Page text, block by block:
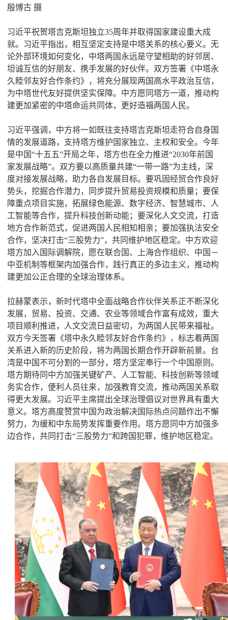
殷博古 摄
习近平祝贺塔吉克斯坦独立35周年并取得国家建设重大成
就。习近平指出，相互坚定支持是中塔关系的核心要义。无
论外部环境如何变化，中塔两国永远是守望相助的好邻居、
坦诚互信的好朋友、携手发展的好伙伴。双方签署《中塔永
久睦邻友好合作条约》，将充分展现两国高水平政治互信，
为中塔世代友好提供坚实保障。中方愿同塔方一道，推动构
建更加紧密的中塔命运共同体，更好造福两国人民。
习近平强调，中方将一如既往支持塔吉克斯坦走符合自身国
情的发展道路，支持塔方维护国家独立、主权和安全。今年
是中国“十五五”开局之年，塔方也在全力推进“2030年前国
家发展战略”。双方要以高质量共建“一带一路”为主线，深
度对接发展战略，助力各自发展目标。要巩固经贸合作良好
势头，挖掘合作潜力，同步提升贸易投资规模和质量；要保
障重点项目实施，拓展绿色能源、数字经济、智慧城市、人
工智能等合作，提升科技创新动能；要深化人文交流，打造
地方合作新范式，促进两国人民相知相亲；要加强执法安全
合作，坚决打击“三股势力”，共同维护地区稳定。中方欢迎
塔方加入国际调解院，愿在联合国、上海合作组织、中国－
中亚机制等框架内加强合作，践行真正的多边主义，推动构
建更加公正合理的全球治理体系。
拉赫蒙表示，新时代塔中全面战略合作伙伴关系正不断深化
发展，贸易、投资、交通、农业等领域合作富有成效，重大
项目顺利推进，人文交流日益密切，为两国人民带来福祉。
双方今天签署《塔中永久睦邻友好合作条约》，标志着两国
关系进入新的历史阶段，将为两国长期合作开辟新前景。台
湾是中国不可分割的一部分，塔方坚定奉行一个中国原则。
塔方期待同中方加强关键矿产、人工智能、科技创新等领域
务实合作，便利人员往来，加强教育交流，推动两国关系取
得更大发展。习近平主席提出全球治理倡议对世界具有重大
意义。塔方高度赞赏中国为政治解决国际热点问题作出不懈
努力，为缓和中东局势发挥重要作用。塔方愿同中方加强多
边合作，共同打击“三股势力”和跨国犯罪，维护地区稳定。